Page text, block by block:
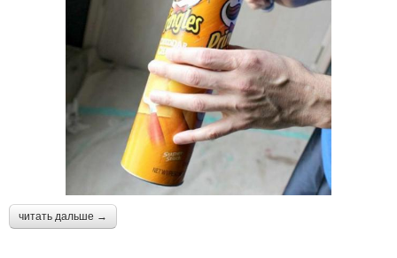
читать дальше →